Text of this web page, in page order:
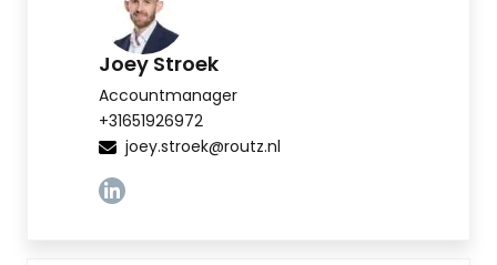
Joey Stroek
Accountmanager
+31651926972
joey.stroek@routz.nl
Linkedin